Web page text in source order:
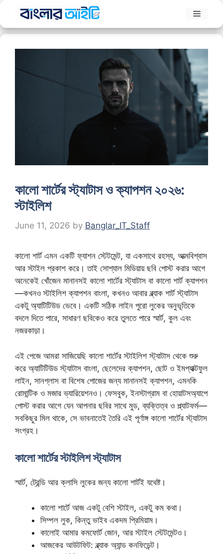
content
Menu
কালো শার্টের স্ট্যাটাস ও ক্যাপশন ২০২৬:
স্টাইলিশ
June 11, 2026 by Banglar_IT_Staff
কালো শার্ট এমন একটি ফ্যাশন স্টেটমেন্ট, যা একসাথে রহস্য, আত্মবিশ্বাস
আর স্টাইল প্রকাশ করে। তাই সোশ্যাল মিডিয়ায় ছবি পোস্ট করার আগে
অনেকেই খোঁজেন মানানসই কালো শার্টের স্ট্যাটাস বা কালো শার্ট ক্যাপশন
—কখনও স্টাইলিশ ক্যাপশন বাংলা, কখনও আবার ব্ল্যাক শার্ট স্ট্যাটাস
একটু অ্যাটিটিউড ভেবে। একটি সঠিক লাইন পুরো লুকের অনুভূতিকে
বদলে দিতে পারে, সাধারণ ছবিকেও করে তুলতে পারে স্মার্ট, কুল এবং
নজরকাড়া।
এই পেজে আমরা সাজিয়েছি কালো শার্টের স্টাইলিশ স্ট্যাটাস থেকে শুরু
করে অ্যাটিটিউড স্ট্যাটাস বাংলা, ছেলেদের ক্যাপশন, ছোট ও ইমপ্যাক্টফুল
লাইন, সানগ্লাস বা বিশেষ পোজের জন্য মানানসই ক্যাপশন, এমনকি
রোমান্টিক ও মজার ভ্যারিয়েশনও। ফেসবুক, ইনস্টাগ্রাম বা হোয়াটসঅ্যাপে
পোস্ট করার আগে যেন আপনার ছবির সাথে মুড, ব্যক্তিত্ব ও প্ল্যাটফর্ম—
সবকিছুর মিল থাকে, সে ভাবনাতেই তৈরি এই পূর্ণাঙ্গ কালো শার্টের স্ট্যাটাস
সংগ্রহ।
কালো শার্টের স্টাইলিশ স্ট্যাটাস
স্মার্ট, ট্রেন্ডি আর ক্লাসি লুকের জন্য কালো শার্টই যথেষ্ট।
কালো শার্টে আজ একটু বেশি স্টাইল, একটু কম কথা।
সিম্পল লুক, কিন্তু ভাইব একদম প্রিমিয়াম।
কালোই আমার কমফোর্ট জোন, আর স্টাইল স্টেটমেন্টও।
আজকের আউটফিট: ব্ল্যাক অ্যান্ড কনফিডেন্ট।